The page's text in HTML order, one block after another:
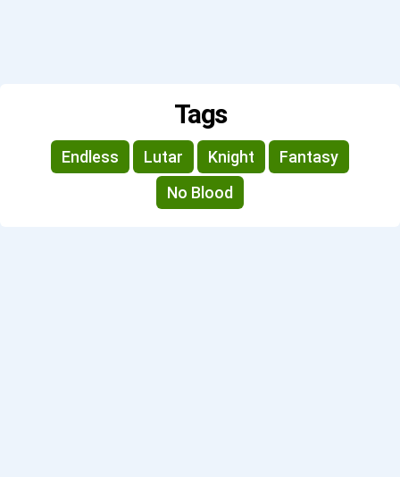
Tags
Endless Lutar Knight
Fantasy
No Blood